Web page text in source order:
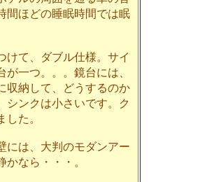
間ほどの睡眠時間では眠
けて、ダブル仕様。サイ
一つ。。。鏡台には、
収納して、どうするのか
シンクは小さいです。ク
た。
には、大判のモダンアー
なら・・・。